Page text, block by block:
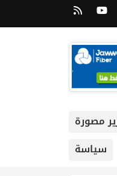
مصورة
سياسة